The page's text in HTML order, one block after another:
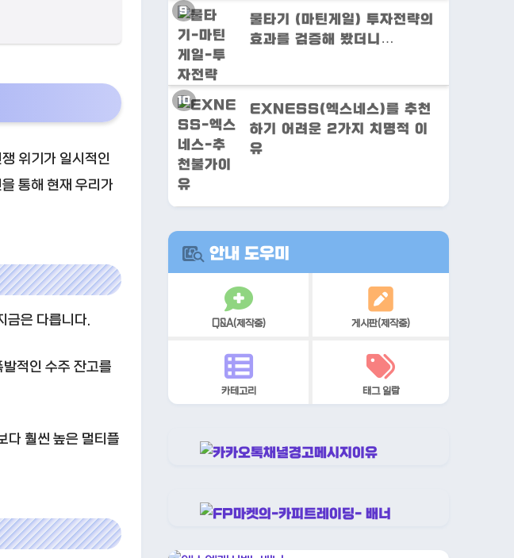
위기가 일시적인
통해 현재 우리가
금은 다릅니다.
적인 수주 잔고를
다 훨씬 높은 멀티플
물타기 (마틴게일) 투자전략의
효과를 검증해 봤더니…
EXNESS(엑스네스)를 추천
하기 어려운 2가지 치명적 이
유
안내 도우미
Q&A(제작중) 게시판(제작중)
카테고리 태그 일람